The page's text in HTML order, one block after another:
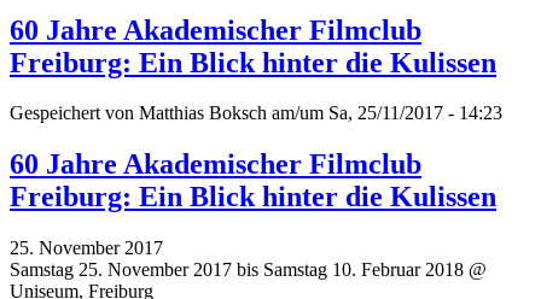
60 Jahre Akademischer Filmclub
Freiburg: Ein Blick hinter die Kulissen
Gespeichert von Matthias Boksch am/um Sa, 25/11/2017 - 14:23
60 Jahre Akademischer Filmclub
Freiburg: Ein Blick hinter die Kulissen
25. November 2017
Samstag 25. November 2017 bis Samstag 10. Februar 2018 @
Uniseum, Freiburg